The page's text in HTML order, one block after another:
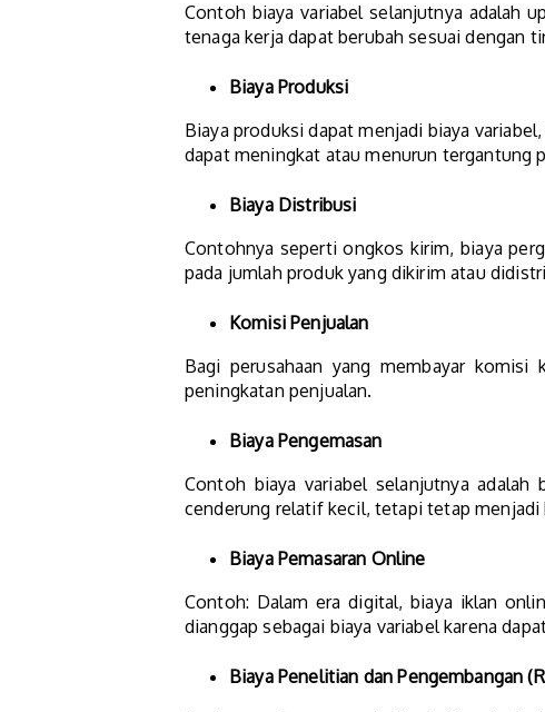
Contoh biaya variabel selanjutnya adalah
tenaga kerja dapat berubah sesuai dengan
Biaya Produksi
Biaya produksi dapat menjadi biaya
dapat meningkat atau menurun tergantung
Biaya Distribusi
Contohnya seperti ongkos kirim, biaya
pada jumlah produk yang dikirim atau
Komisi Penjualan
Bagi perusahaan yang membayar
peningkatan penjualan.
Biaya Pengemasan
Contoh biaya variabel selanjutnya
cenderung relatif kecil, tetapi tetap menjadi
Biaya Pemasaran Online
Contoh: Dalam era digital, biaya iklan
dianggap sebagai biaya variabel karena
Biaya Penelitian dan Pengembangan